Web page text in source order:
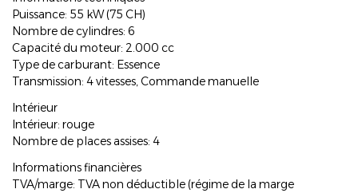
Puissance: 55 kW (75 CH)
Nombre de cylindres: 6
Capacité du moteur: 2.000 cc
Type de carburant: Essence
Transmission: 4 vitesses, Commande manuelle
Intérieur
Intérieur: rouge
Nombre de places assises: 4
Informations financières
TVA/marge: TVA non déductible (régime de la marge